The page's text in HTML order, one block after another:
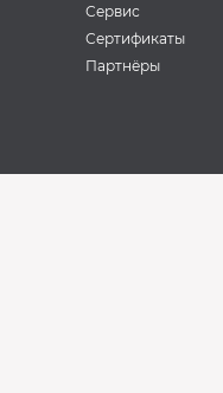
Сервис
Сертификаты
Партнёры